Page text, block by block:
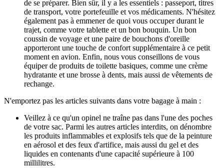
de se préparer. Bien sûr, il y a les essentiels : passeport, titres
de transport, votre portefeuille et vos médicaments. N'hésitez
également pas à emmener de quoi vous occuper durant le
trajet, comme votre tablette et un bon bouquin. Un bon
coussin de voyage et une paire de bouchons d'oreille
apporteront une touche de confort supplémentaire à ce petit
moment en avion. Enfin, nous vous conseillons de vous
équiper de produits de toilette basiques, comme une crème
hydratante et une brosse à dents, mais aussi de vêtements de
rechange.
N'emportez pas les articles suivants dans votre bagage à main :
Veillez à ce qu'un opinel ne traîne pas dans l'une des poches
de votre sac. Parmi les autres articles interdits, on dénombre
les produits inflammables et explosifs tels que de la peinture
en aérosol et des feux d'artifice, mais aussi du gel et des
liquides en contenants d'une capacité supérieure à 100
millilitres.